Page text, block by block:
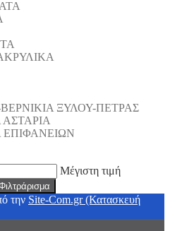
ΞΥΛΟΥ-ΠΕΤΡΑΣ
Μέγιστη τιμή
την Site-Com.gr (Κατασκευή